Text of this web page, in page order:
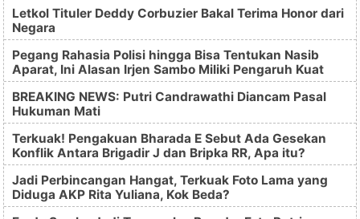
Letkol Tituler Deddy Corbuzier Bakal Terima Honor dari
Negara
Pegang Rahasia Polisi hingga Bisa Tentukan Nasib
Aparat, Ini Alasan Irjen Sambo Miliki Pengaruh Kuat
BREAKING NEWS: Putri Candrawathi Diancam Pasal
Hukuman Mati
Terkuak! Pengakuan Bharada E Sebut Ada Gesekan
Konflik Antara Brigadir J dan Bripka RR, Apa itu?
Jadi Perbincangan Hangat, Terkuak Foto Lama yang
Diduga AKP Rita Yuliana, Kok Beda?